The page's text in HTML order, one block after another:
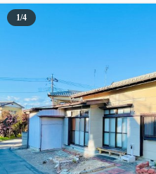
1/4